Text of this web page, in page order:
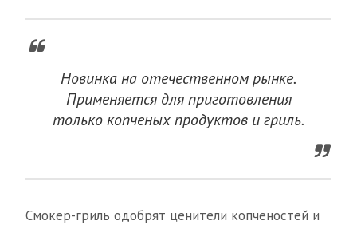
Новинка на отечественном рынке.
Применяется для приготовления
только копченых продуктов и гриль.
Смокер-гриль одобрят ценители копченостей и